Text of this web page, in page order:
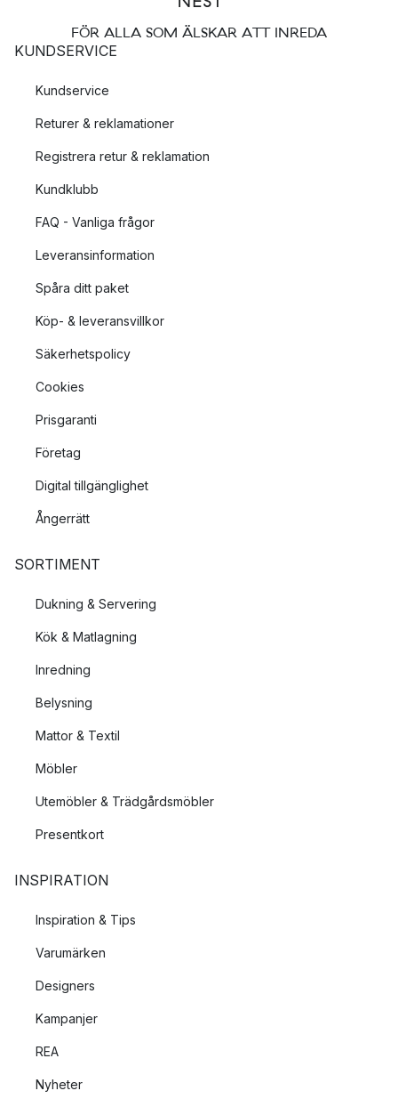
FÖR ALLA SOM ÄLSKAR ATT INREDA
KUNDSERVICE
Kundservice
Returer & reklamationer
Registrera retur & reklamation
Kundklubb
FAQ - Vanliga frågor
Leveransinformation
Spåra ditt paket
Köp- & leveransvillkor
Säkerhetspolicy
Cookies
Prisgaranti
Företag
Digital tillgänglighet
Ångerrätt
SORTIMENT
Dukning & Servering
Kök & Matlagning
Inredning
Belysning
Mattor & Textil
Möbler
Utemöbler & Trädgårdsmöbler
Presentkort
INSPIRATION
Inspiration & Tips
Varumärken
Designers
Kampanjer
REA
Nyheter